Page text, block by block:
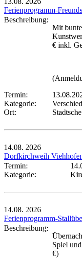
Ferienprogramm-
Beschreibung:
Mit
€ inkl.
Termin:
Kategorie:
Ort:
14.08. 2026
Dorfkirchweih
Termin:
Kategorie:
14.08. 2026
Ferienprogramm-
Beschreibung:
Spiel
€)